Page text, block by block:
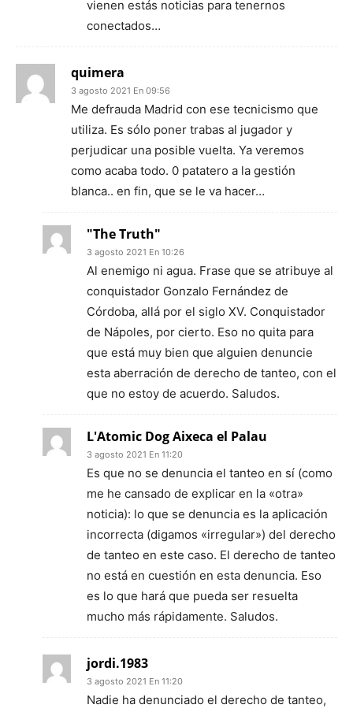
vienen estás noticias para tenernos
conectados…
quimera
3 agosto 2021 En 09:56
Me defrauda Madrid con ese tecnicismo que
utiliza. Es sólo poner trabas al jugador y
perjudicar una posible vuelta. Ya veremos
como acaba todo. 0 patatero a la gestión
blanca.. en fin, que se le va hacer…
"The Truth"
3 agosto 2021 En 10:26
Al enemigo ni agua. Frase que se atribuye al
conquistador Gonzalo Fernández de
Córdoba, allá por el siglo XV. Conquistador
de Nápoles, por cierto. Eso no quita para
que está muy bien que alguien denuncie
esta aberración de derecho de tanteo, con el
que no estoy de acuerdo. Saludos.
L'Atomic Dog Aixeca el Palau
3 agosto 2021 En 11:20
Es que no se denuncia el tanteo en sí (como
me he cansado de explicar en la «otra»
noticia): lo que se denuncia es la aplicación
incorrecta (digamos «irregular») del derecho
de tanteo en este caso. El derecho de tanteo
no está en cuestión en esta denuncia. Eso
es lo que hará que pueda ser resuelta
mucho más rápidamente. Saludos.
jordi.1983
3 agosto 2021 En 11:20
Nadie ha denunciado el derecho de tanteo,